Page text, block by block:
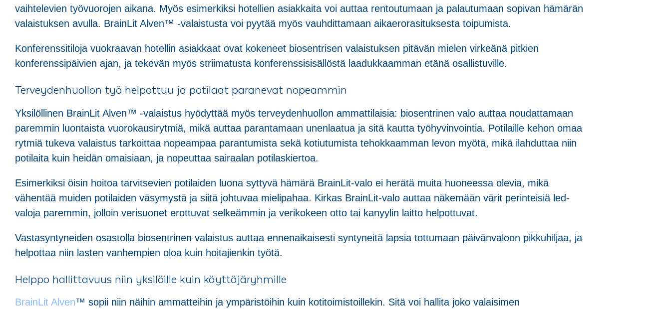
vaihtelevien työvuorojen aikana. Myös esimerkiksi hotellien asiakkaita voi auttaa rentoutumaan ja palautumaan sopivan hämärän
valaistuksen avulla. BrainLit Alven™ -valaistusta voi pyytää myös vauhdittamaan aikaerorasituksesta toipumista.
Konferenssitiloja vuokraavan hotellin asiakkaat ovat kokeneet biosentrisen valaistuksen pitävän mielen virkeänä pitkien
konferenssipäivien ajan, ja tekevän myös striimatusta konferenssisisällöstä laadukkaamman etänä osallistuville.
Terveydenhuollon työ helpottuu ja potilaat paranevat nopeammin
Yksilöllinen BrainLit Alven™ -valaistus hyödyttää myös terveydenhuollon ammattilaisia: biosentrinen valo auttaa noudattamaan
paremmin luontaista vuorokausirytmiä, mikä auttaa parantamaan unenlaatua ja sitä kautta työhyvinvointia. Potilaille kehon omaa
rytmiä tukeva valaistus tarkoittaa nopeampaa parantumista sekä kotiutumista tehokkaamman levon myötä, mikä ilahduttaa niin
potilaita kuin heidän omaisiaan, ja nopeuttaa sairaalan potilaskiertoa.
Esimerkiksi öisin hoitoa tarvitsevien potilaiden luona syttyvä hämärä BrainLit-valo ei herätä muita huoneessa olevia, mikä
vähentää muiden potilaiden väsymystä ja siitä johtuvaa mielipahaa. Kirkas BrainLit-valo auttaa näkemään värit perinteisiä led-
valoja paremmin, jolloin verisuonet erottuvat selkeämmin ja verikokeen otto tai kanyylin laitto helpottuvat.
Vastasyntyneiden osastolla biosentrinen valaistus auttaa ennenaikaisesti syntyneitä lapsia tottumaan päivänvaloon pikkuhiljaa, ja
helpottaa niin lasten vanhempien oloa kuin hoitajienkin työtä.
Helppo hallittavuus niin yksilöille kuin käyttäjäryhmille
BrainLit Alven™ sopii niin näihin ammatteihin ja ympäristöihin kuin kotitoimistoillekin. Sitä voi hallita joko valaisimen